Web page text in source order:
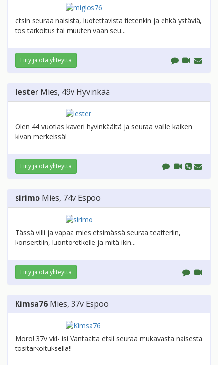
etsin seuraa naisista, luotettavista tietenkin ja ehkä ystäviä,
tos tarkoitus tai muuten vaan seu...
Liity ja ota yhteyttä
lester Mies, 49v Hyvinkää
Olen 44 vuotias kaveri hyvinkäältä ja seuraa vaille kaiken
kivan merkeissä!
Liity ja ota yhteyttä
sirimo Mies, 74v Espoo
Tässä villi ja vapaa mies etsimässä seuraa teatteriin,
konserttiin, luontoretkelle ja mitä ikin...
Liity ja ota yhteyttä
Kimsa76 Mies, 37v Espoo
Moro! 37v vkl- isi Vantaalta etsii seuraa mukavasta naisesta
tositarkoituksella!!